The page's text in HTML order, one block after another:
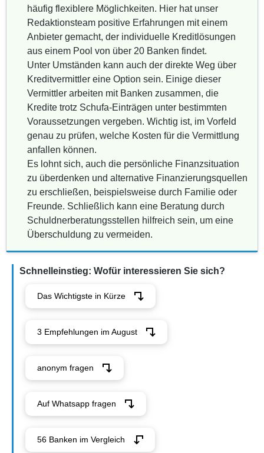
häufig flexiblere Möglichkeiten. Hier hat unser
Redaktionsteam positive Erfahrungen mit einem
Anbieter gemacht, der individuelle Kreditlösungen
aus einem Pool von über 20 Banken findet.
Unter Umständen kann auch der direkte Weg über
Kreditvermittler eine Option sein. Einige dieser
Vermittler arbeiten mit Banken zusammen, die
Kredite trotz Schufa-Einträgen unter bestimmten
Voraussetzungen vergeben. Wichtig ist, im Vorfeld
genau zu prüfen, welche Kosten für die Vermittlung
anfallen können.
Es lohnt sich, auch die persönliche Finanzsituation
zu überdenken und alternative Finanzierungsquellen
zu erschließen, beispielsweise durch Familie oder
Freunde. Schließlich kann eine Beratung durch
Schuldnerberatungsstellen hilfreich sein, um eine
Überschuldung zu vermeiden.
Schnelleinstieg: Wofür interessieren Sie sich?
Das Wichtigste in Kürze
3 Empfehlungen im August
anonym fragen
Auf Whatsapp fragen
56 Banken im Vergleich